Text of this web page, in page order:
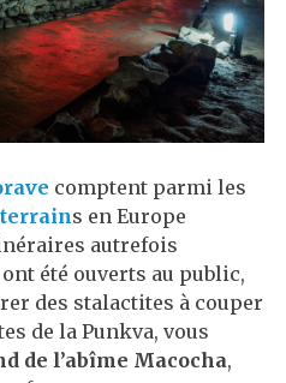
comptent parmi les
s en Europe
autrefois
été ouverts au public,
des stalactites à couper
de la Punkva, vous
de l’abîme Macocha,